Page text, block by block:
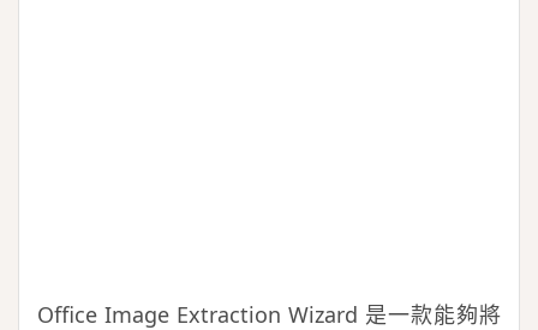
Office Image Extraction Wizard 是一款能夠將